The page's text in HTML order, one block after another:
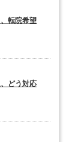
転院希望
どう対応